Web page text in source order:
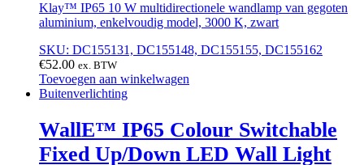
Klay™ IP65 10 W multidirectionele wandlamp van gegoten
aluminium, enkelvoudig model, 3000 K, zwart
SKU: DC155131, DC155148, DC155155, DC155162
€52.00 ex. BTW
Toevoegen aan winkelwagen
Buitenverlichting
WallE™ IP65 Colour Switchable
Fixed Up/Down LED Wall Light